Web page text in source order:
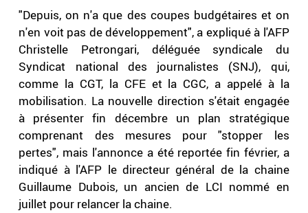
"Depuis, on n'a que des coupes budgétaires et on
n'en voit pas de développement", a expliqué à l'AFP
Christelle Petrongari, déléguée syndicale du
Syndicat national des journalistes (SNJ), qui,
comme la CGT, la CFE et la CGC, a appelé à la
mobilisation. La nouvelle direction s'était engagée
à présenter fin décembre un plan stratégique
comprenant des mesures pour "stopper les
pertes", mais l'annonce a été reportée fin février, a
indiqué à l'AFP le directeur général de la chaine
Guillaume Dubois, un ancien de LCI nommé en
juillet pour relancer la chaine.